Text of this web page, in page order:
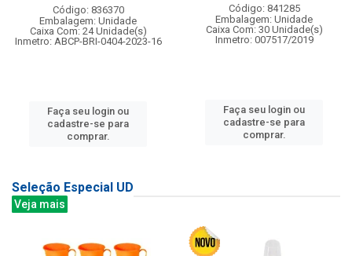
Código: 836370
Embalagem: Unidade
Caixa Com: 24 Unidade(s)
Inmetro: ABCP-BRI-0404-2023-16
Faça seu login ou
cadastre-se para
comprar.
Código: 841285
Embalagem: Unidade
Caixa Com: 30 Unidade(s)
Inmetro: 007517/2019
Faça seu login ou
cadastre-se para
comprar.
Seleção Especial UD
Veja mais